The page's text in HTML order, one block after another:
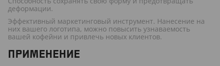
деформации.
Эффективный маркетинговый инструмент. Нанесение на
них вашего логотипа, можно повысить узнаваемость
вашей кофейни и привлечь новых клиентов.
ПРИМЕНЕНИЕ